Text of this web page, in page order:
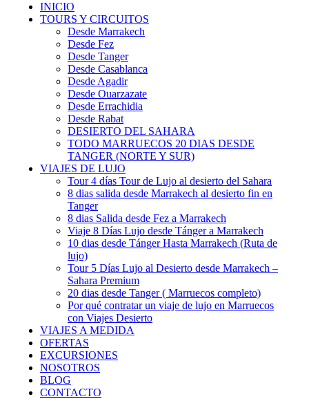
INICIO
TOURS Y CIRCUITOS
Desde Marrakech
Desde Fez
Desde Tanger
Desde Casablanca
Desde Agadir
Desde Ouarzazate
Desde Errachidia
Desde Rabat
DESIERTO DEL SAHARA
TODO MARRUECOS 20 DIAS DESDE
TANGER (NORTE Y SUR)
VIAJES DE LUJO
Tour 4 días Tour de Lujo al desierto del Sahara
8 dias salida desde Marrakech al desierto fin en
Tanger
8 dias Salida desde Fez a Marrakech
Viaje 8 Días Lujo desde Tánger a Marrakech
10 dias desde Tánger Hasta Marrakech (Ruta de
lujo)
Tour 5 Días Lujo al Desierto desde Marrakech –
Sahara Premium
20 dias desde Tanger ( Marruecos completo)
Por qué contratar un viaje de lujo en Marruecos
con Viajes Desierto
VIAJES A MEDIDA
OFERTAS
EXCURSIONES
NOSOTROS
BLOG
CONTACTO